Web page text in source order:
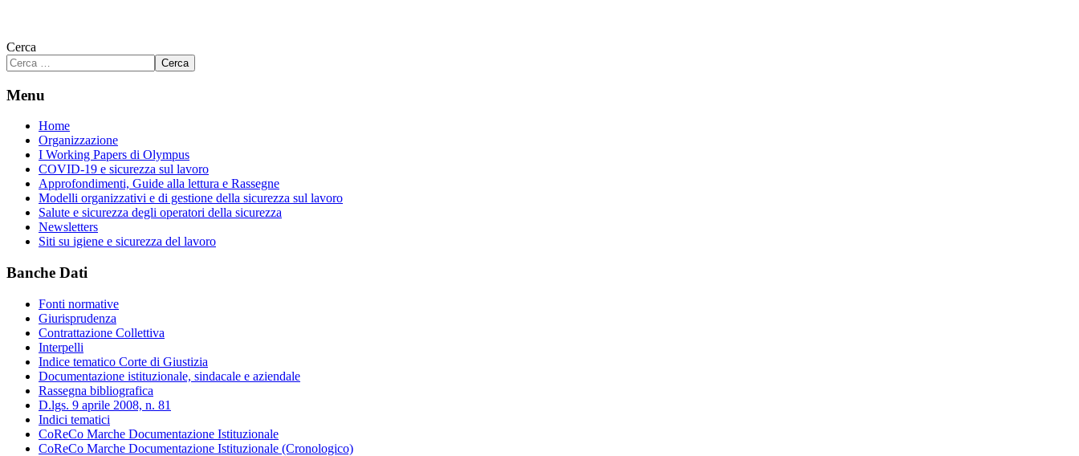
Cerca
Cerca
Menu
Home
Organizzazione
I Working Papers di Olympus
COVID-19 e sicurezza sul lavoro
Approfondimenti, Guide alla lettura e Rassegne
Modelli organizzativi e di gestione della sicurezza sul lavoro
Salute e sicurezza degli operatori della sicurezza
Newsletters
Siti su igiene e sicurezza del lavoro
Banche Dati
Fonti normative
Giurisprudenza
Contrattazione Collettiva
Interpelli
Indice tematico Corte di Giustizia
Documentazione istituzionale, sindacale e aziendale
Rassegna bibliografica
D.lgs. 9 aprile 2008, n. 81
Indici tematici
CoReCo Marche Documentazione Istituzionale
CoReCo Marche Documentazione Istituzionale (Cronologico)